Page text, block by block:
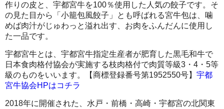
作りの皮と、宇都宮牛を100％使用した人気の餃子です。そ
の見た目から「小籠包風餃子」とも呼ばれる宮牛包は、噛
めば肉汁がじゅわっと溢れ出す、お肉をふんだんに使用し
た一品です。
宇都宮牛とは、宇都宮牛指定生産者が肥育した黒毛和牛で
日本食肉格付協会が実施する枝肉格付で肉質等級3・4・5等
級のものをいいます。【商標登録番号第1952550号】 宇都
宮牛協会HPはコチラ
2018年に開催された、水戸・前橋・高崎・宇都宮の北関東